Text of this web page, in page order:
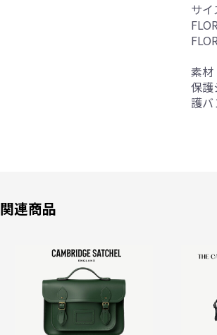
サイ
素材
保護
護バ
関連商品